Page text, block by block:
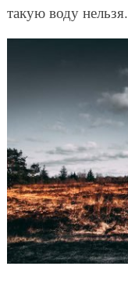
такую воду нельзя.